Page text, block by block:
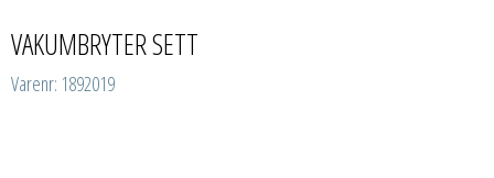
VAKUMBRYTER SETT
Varenr: 1892019